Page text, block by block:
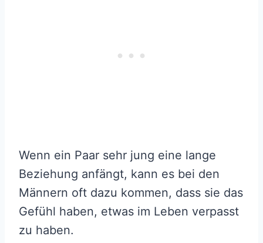
Wenn ein Paar sehr jung eine lange
Beziehung anfängt, kann es bei den
Männern oft dazu kommen, dass sie das
Gefühl haben, etwas im Leben verpasst
zu haben.